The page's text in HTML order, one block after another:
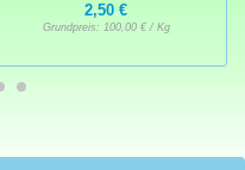
2,50 €
Grundpreis: 100,00 € / Kg